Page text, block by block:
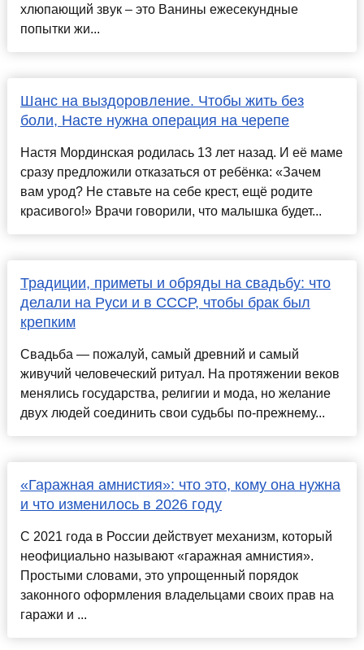
хлюпающий звук – это Ванины ежесекундные
попытки жи...
Шанс на выздоровление. Чтобы жить без
боли, Насте нужна операция на черепе
Настя Мординская родилась 13 лет назад. И её маме
сразу предложили отказаться от ребёнка: «Зачем
вам урод? Не ставьте на себе крест, ещё родите
красивого!» Врачи говорили, что малышка будет...
Традиции, приметы и обряды на свадьбу: что
делали на Руси и в СССР, чтобы брак был
крепким
Свадьба — пожалуй, самый древний и самый
живучий человеческий ритуал. На протяжении веков
менялись государства, религии и мода, но желание
двух людей соединить свои судьбы по-прежнему...
«Гаражная амнистия»: что это, кому она нужна
и что изменилось в 2026 году
С 2021 года в России действует механизм, который
неофициально называют «гаражная амнистия».
Простыми словами, это упрощенный порядок
законного оформления владельцами своих прав на
гаражи и ...